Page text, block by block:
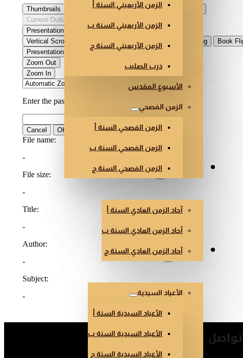
الزمن الأربعيني السنة أ
الزمن الأربعيني السنة ب
الزمن الأربعيني السنة ج
درب الصليب
الأسبوع المقدس
الزمن الفصحي
الزمن الفصحي السنة أ
الزمن الفصحي السنة ب
الزمن الفصحي السنة ج الزمن العادي
آحاد الزمن العادي السنة أ
آحاد الزمن العادي السنة ب
آحاد الزمن العادي السنة جأعياد أخرى
الأعياد السيدية
الأعياد السيدية السنة أ
الأعياد السيدية السنة ب
الأعياد السيدية السنة ج
تواصل معنا